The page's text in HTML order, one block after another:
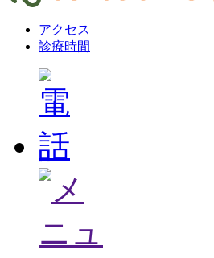
アクセス
診療時間